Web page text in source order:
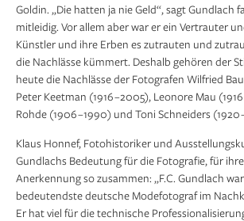
Goldin. „Die hatten ja nie Geld“, sagt Gundlach
mitleidig. Vor allem aber war er ein Vertrauter
Künstler und ihre Erben es zutrauten und
die Nachlässe kümmert. Deshalb gehören der
heute die Nachlässe der Fotografen Wilfried
Peter Keetman (1916 –2005), Leonore Mau
Rohde (1906 –1990) und Toni Schneiders (1920
Klaus Honnef, Fotohistoriker und
Gundlachs Bedeutung für die Fotografie, für
Anerkennung so zusammen: „F.C. Gundlach
bedeutendste deutsche Modefotograf im
Er hat viel für die technische